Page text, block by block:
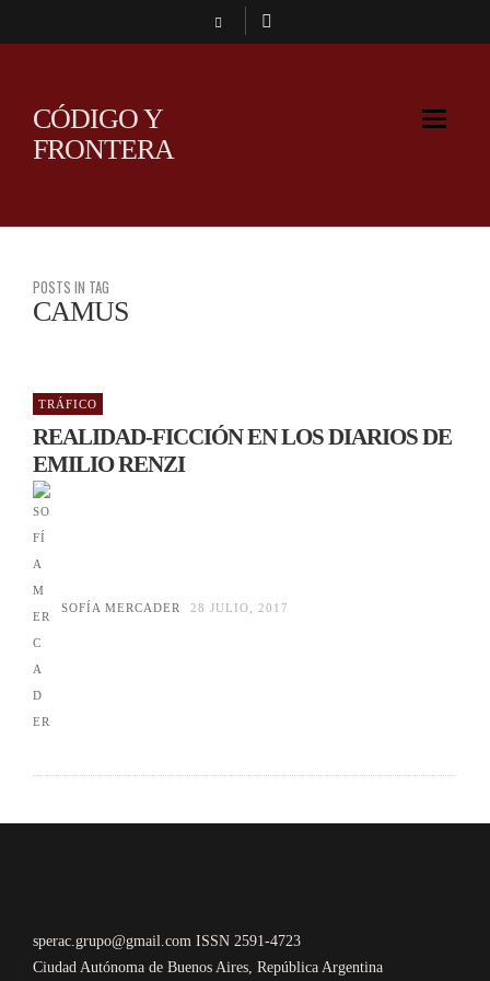
CÓDIGO Y
FRONTERA
POSTS IN TAG
CAMUS
TRÁFICO
REALIDAD-FICCIÓN EN LOS DIARIOS DE
EMILIO RENZI
SOFÍA MERCADER 28 JULIO, 2017
sperac.grupo@gmail.com ISSN 2591-4723
Ciudad Autónoma de Buenos Aires, República Argentina